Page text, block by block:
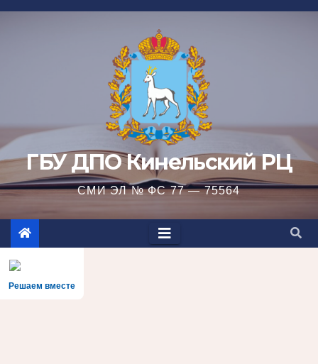
Перейти
ГБУ ДПО Кинельский РЦ
СМИ ЭЛ № ФС 77 — 75564
Решаем вместе